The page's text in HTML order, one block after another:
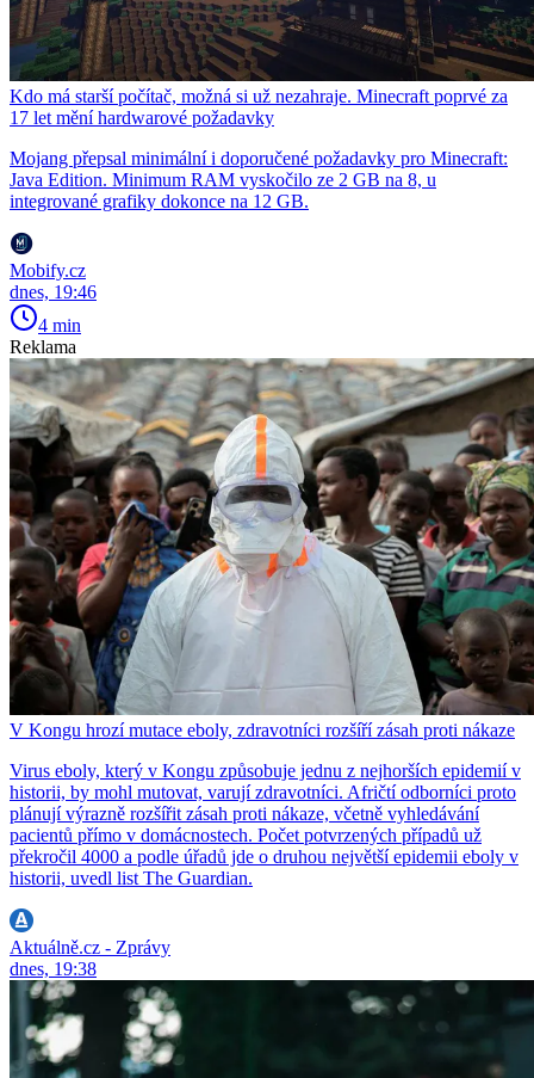
Kdo má starší počítač, možná si už nezahraje. Minecraft poprvé za
17 let mění hardwarové požadavky
Mojang přepsal minimální i doporučené požadavky pro Minecraft:
Java Edition. Minimum RAM vyskočilo ze 2 GB na 8, u
integrované grafiky dokonce na 12 GB.
Mobify.cz
dnes, 19:46
4 min
Reklama
V Kongu hrozí mutace eboly, zdravotníci rozšíří zásah proti nákaze
Virus eboly, který v Kongu způsobuje jednu z nejhorších epidemií v
historii, by mohl mutovat, varují zdravotníci. Afričtí odborníci proto
plánují výrazně rozšířit zásah proti nákaze, včetně vyhledávání
pacientů přímo v domácnostech. Počet potvrzených případů už
překročil 4000 a podle úřadů jde o druhou největší epidemii eboly v
historii, uvedl list The Guardian.
Aktuálně.cz - Zprávy
dnes, 19:38